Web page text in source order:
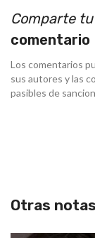
Comparte
comentario
Los comentarios
sus autores y las
pasibles de
Otras notas